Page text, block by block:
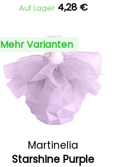
Auf Lager 4,28 €
Mehr Varianten
Martinelia
Starshine Purple